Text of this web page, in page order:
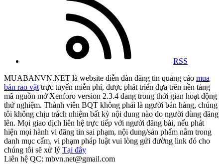
RSS
MUABANVN.NET là website diễn đàn đăng tin quảng cáo mua
bán rao vặt trực tuyến miễn phí, được phát triển dựa trên nền tảng
mã nguồn mở Xenforo version 2.3.4 đang trong thời gian hoạt động
thử nghiệm. Thành viên BQT không phải là người bán hàng, chúng
tôi không chịu trách nhiệm bất kỳ nội dung nào do người dùng đăng
lên. Mọi giao dịch liên hệ trực tiếp với người đăng bài, nếu phát
hiện mọi hành vi đăng tin sai phạm, nội dung/sản phẩm nằm trong
danh mục cấm, vi phạm pháp luật vui lòng gửi đường link đó cho
chúng tôi sẽ xử lý Tại đây
Liên hệ QC: mbvn.net@gmail.com